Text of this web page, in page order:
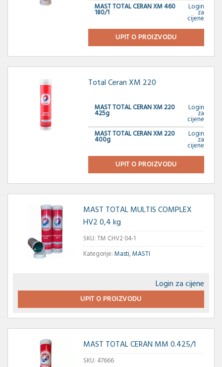
MAST TOTAL CERAN XM 460
180/1
Login
za
cijene
UPIT O PROIZVODU
Total Ceran XM 220
MAST TOTAL CERAN XM 220
425g
Login
za
cijene
MAST TOTAL CERAN XM 220
400g
Login
za
cijene
UPIT O PROIZVODU
MAST TOTAL MULTIS COMPLEX
HV2 0,4 kg
SKU:TM CHV2 04-1
Kategorije:Masti,MASTI
Login za cijene
UPIT O PROIZVODU
MAST TOTAL CERAN MM 0.425/1
SKU: 47666